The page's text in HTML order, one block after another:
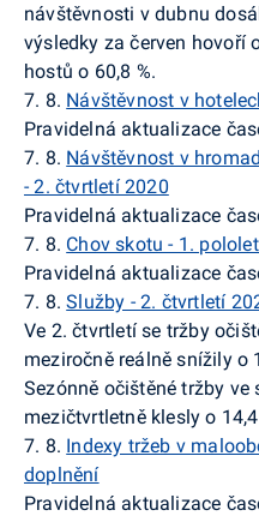
návštěvnosti v dubnu
výsledky za červen hovoří
hostů o 60,8 %.
7. 8. Návštěvnost v
Pravidelná aktualizace
7. 8. Návštěvnost v
- 2. čtvrtletí 2020
Pravidelná aktualizace
7. 8. Chov skotu - 1.
Pravidelná aktualizace
7. 8.Služby - 2. čtvrtletí
Ve 2. čtvrtletí se tržby
meziročně reálně snížily o
Sezónně očištěné tržby ve
mezičtvrtletněklesly o 14,4
7. 8. Indexy tržeb v
doplnění
Pravidelná aktualizace